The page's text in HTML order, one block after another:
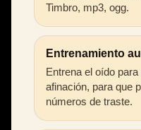
Timbro, mp3, ogg.
Entrenamiento
Entrena el oído
afinación, para que
números de traste.